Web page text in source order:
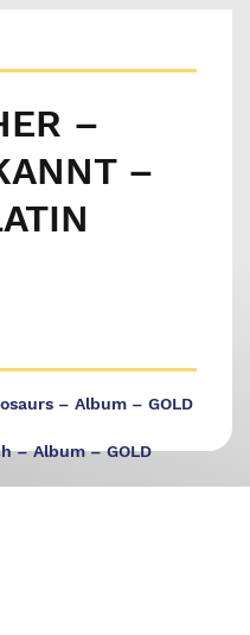
–
–
– Album – GOLD
– Album – GOLD